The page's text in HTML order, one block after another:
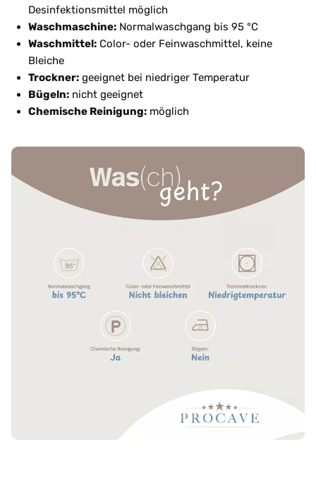
Desinfektionsmittel möglich
Waschmaschine: Normalwaschgang bis 95 °C
Waschmittel: Color- oder Feinwaschmittel, keine
Bleiche
Trockner: geeignet bei niedriger Temperatur
Bügeln: nicht geeignet
Chemische Reinigung: möglich